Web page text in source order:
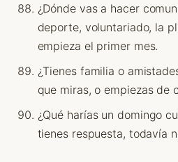
¿Dónde vas a hacer
deporte, voluntariado, la
empieza el primer mes.
¿Tienes familia o
que miras, o empiezas de
¿Qué harías un domingo
tienes respuesta, todavía